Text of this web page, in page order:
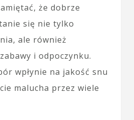
że dobrze
się nie tylko
ale również
i odpoczynku.
wpłynie na jakość snu
malucha przez wiele